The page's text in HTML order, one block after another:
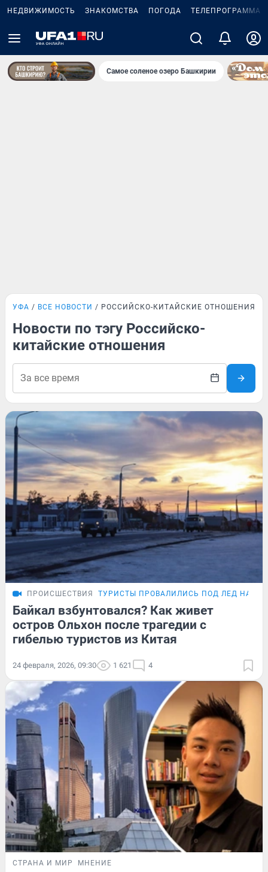
НЕДВИЖИМОСТЬ ЗНАКОМСТВА ПОГОДА ТЕЛЕПРОГРАММА
Самое соленое озеро Башкирии
УФА ВСЕ НОВОСТИ РОССИЙСКО-КИТАЙСКИЕ ОТНОШЕНИЯ
Новости по тэгу Российско-
китайские отношения
ПРОИСШЕСТВИЯ ТУРИСТЫ ПРОВАЛИЛИСЬ ПОД ЛЕД НА
Байкал взбунтовался? Как живет
остров Ольхон после трагедии с
гибелью туристов из Китая
24 февраля, 2026, 09:30 1 621 4
СТРАНА И МИР МНЕНИЕ